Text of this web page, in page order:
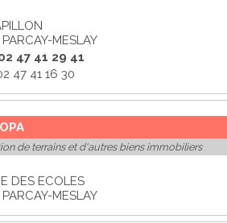
MESLAY
47 41 29 41
47 41 16 30
de terrains et d'autres biens immobiliers
DES ECOLES
MESLAY